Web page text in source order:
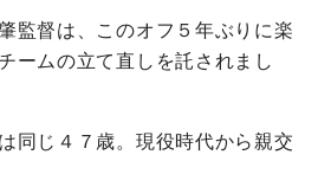
監督は、このオフ５年ぶりに楽
ームの立て直しを託されまし
同じ４７歳。現役時代から親交